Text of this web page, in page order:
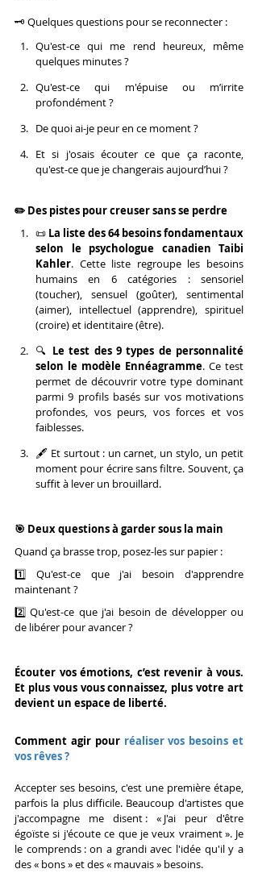
🗝️ Quelques questions pour se reconnecter :
Qu'est-ce qui me rend heureux, même
quelques minutes ?
Qu'est-ce qui m'épuise ou m’irrite
profondément ?
De quoi ai-je peur en ce moment ?
Et si j'osais écouter ce que ça raconte,
qu'est-ce que je changerais aujourd’hui ?
✏️ Des pistes pour creuser sans se perdre
📜 La liste des 64 besoins fondamentaux
selon le psychologue canadien Taibi
Kahler. Cette liste regroupe les besoins
humains en 6 catégories : sensoriel
(toucher), sensuel (goûter), sentimental
(aimer), intellectuel (apprendre), spirituel
(croire) et identitaire (être).
🔍 Le test des 9 types de personnalité
selon le modèle Ennéagramme. Ce test
permet de découvrir votre type dominant
parmi 9 profils basés sur vos motivations
profondes, vos peurs, vos forces et vos
faiblesses.
🖋️ Et surtout : un carnet, un stylo, un petit
moment pour écrire sans filtre. Souvent, ça
suffit à lever un brouillard.
🎯 Deux questions à garder sous la main
Quand ça brasse trop, posez-les sur papier :
1️⃣ Qu'est-ce que j'ai besoin d'apprendre
maintenant ?
2️⃣ Qu'est-ce que j'ai besoin de développer ou
de libérer pour avancer ?
Écouter vos émotions, c’est revenir à vous.
Et plus vous vous connaissez, plus votre art
devient un espace de liberté.
Comment agir pour réaliser vos besoins et
vos rêves ?
Accepter ses besoins, c'est une première étape,
parfois la plus difficile. Beaucoup d'artistes que
j'accompagne me disent : « J'ai peur d'être
égoïste si j'écoute ce que je veux vraiment ». Je
le comprends : on a grandi avec l'idée qu'il y a
des « bons » et des « mauvais » besoins.